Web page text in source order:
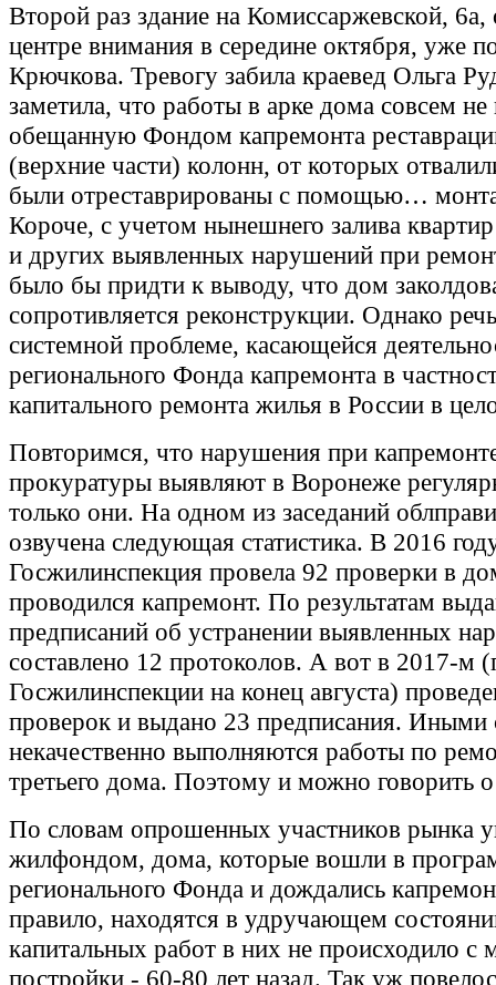
Второй раз здание на Комиссаржевской, 6а,
центре внимания в середине октября, уже
Крючкова. Тревогу забила краевед Ольга
заметила, что работы в арке дома совсем
обещанную Фондом капремонта
(верхние части) колонн, от которых
были отреставрированы с помощью…
Короче, с учетом нынешнего залива
и других выявленных нарушений при
было бы придти к выводу, что дом
сопротивляется реконструкции. Однако
системной проблеме, касающейся
регионального Фонда капремонта в
капитального ремонта жилья в России в
Повторимся, что нарушения при
прокуратуры выявляют в Воронеже
только они. На одном из заседаний
озвучена следующая статистика. В 2016
Госжилинспекция провела 92 проверки в
проводился капремонт. По результатам
предписаний об устранении выявленных
составлено 12 протоколов. А вот в 2017-м
Госжилинспекции на конец августа)
проверок и выдано 23 предписания. Иными
некачественно выполняются работы по
третьего дома. Поэтому и можно говорить
По словам опрошенных участников рынка
жилфондом, дома, которые вошли в
регионального Фонда и дождались
правило, находятся в удручающем
капитальных работ в них не происходило с
постройки - 60-80 лет назад. Так уж